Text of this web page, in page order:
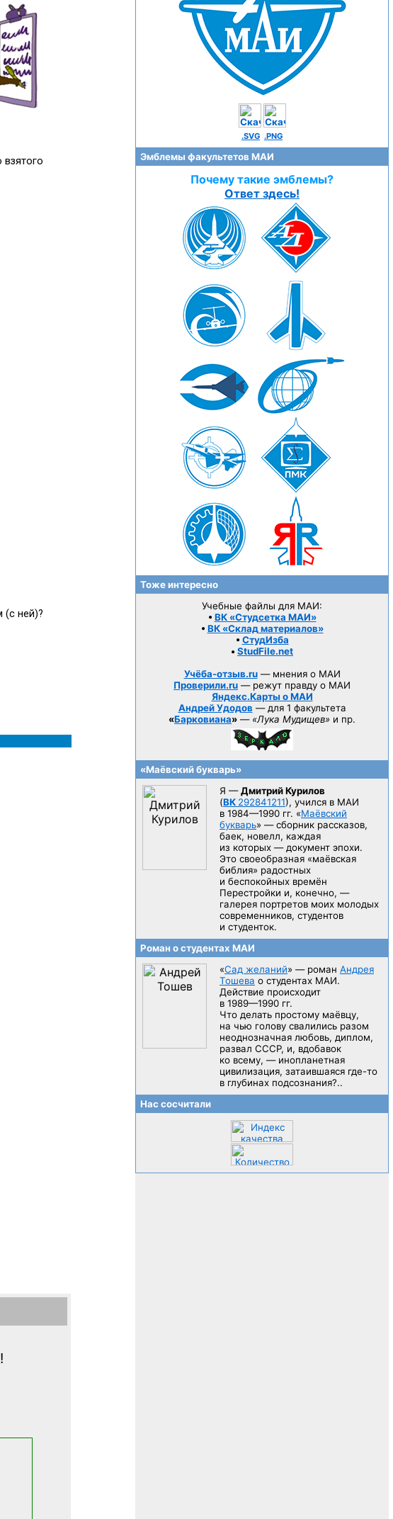
!
.SVG .PNG
Эмблемы факультетов МАИ
Почему такие эмблемы?
Ответ здесь!
Тоже интересно
Учебные файлы для МАИ:
• ВК «Студсетка МАИ»
• ВК «Склад материалов»
• СтудИзба
• StudFile.net
Учёба-отзыв.ru— мнения о МАИ
Проверили.ru — режут правду о МАИ
Яндекс.Карты о МАИ
Андрей Удодов — для 1 факультета
«Барковиана» — «Лука Мудищев» и пр.
«Маёвский букварь»
Я —Дмитрий Курилов
(ВК 292841211), учился в МАИ
в 1984—1990 гг. «Маёвский
букварь» — сборник рассказов,
баек, новелл, каждая
из которых — документ эпохи.
Это своеобразная «маёвская
библия» радостных
и беспокойных времён
Перестройки и, конечно, —
галерея портретов моих молодых
современников, студентов
и студенток.
Роман о студентах МАИ
«Сад желаний» — роман Андрея
Тошева о студентах МАИ.
Действие происходит
в 1989—1990 гг.
Что делать простому маёвцу,
на чью голову свалились разом
неоднозначная любовь, диплом,
развал CCCP, и, вдобавок
ко всему, — инопланетная
цивилизация, затаившаяся где-то
в глубинах подсознания?..
Нас сосчитали